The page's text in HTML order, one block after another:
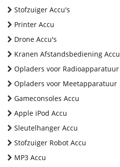
Stofzuiger Accu's
Printer Accu
Drone Accu's
Kranen Afstandsbediening Accu
Opladers voor Radioapparatuur
Opladers voor Meetapparatuur
Gameconsoles Accu
Apple iPod Accu
Sleutelhanger Accu
Stofzuiger Robot Accu
MP3 Accu